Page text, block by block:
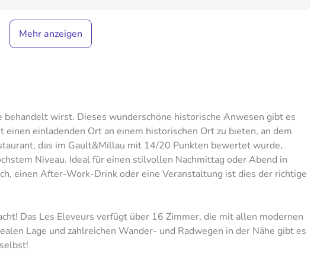
Mehr anzeigen
wirst. Dieses wunderschöne historische Anwesen gibt es
einladenden Ort an einem historischen Ort zu bieten, an dem
das im Gault&Millau mit 14/20 Punkten bewertet wurde,
Niveau. Ideal für einen stilvollen Nachmittag oder Abend in
einen After-Work-Drink oder eine Veranstaltung ist dies der richtige
Das Les Eleveurs verfügt über 16 Zimmer, die mit allen modernen
Lage und zahlreichen Wander- und Radwegen in der Nähe gibt es